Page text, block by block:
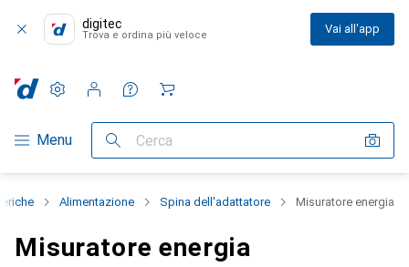
digitec
Trova e ordina più veloce Vai all'app
Categoria Navigazione
Menu Cerca
Impostazioni
Conto cliente
Liste di confronto
Liste dei desideri
Carrello
Alimentazione Spina dell'adattatore Misuratore energia
Misuratore energia